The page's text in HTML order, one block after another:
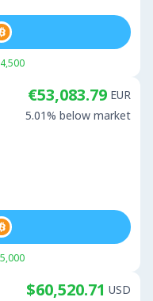
€53,083.79 EUR
5.01% below market
$60,520.71 USD